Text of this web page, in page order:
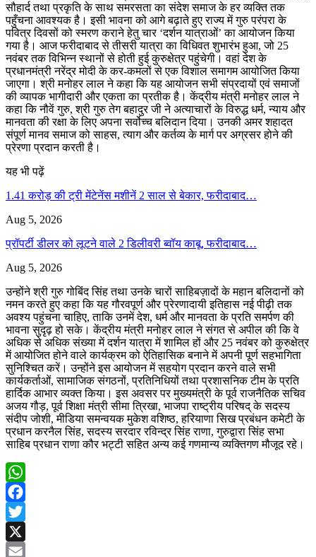
सौहार्द तथा प्रकृति के साथ समरसता का संदेश समाज के हर व्यक्ति तक
पहुँचना आवश्यक है। इसी भावना को आगे बढ़ाते हुए राज्य में गुरु परंपरा के
पवित्र दिवसों को स्मरण कराने हेतु चार ‘दर्शन यात्राओं’ का आयोजन किया
गया है। आज फरीदाबाद से तीसरी यात्रा का विधिवत शुभारंभ हुआ, जो 25
नवंबर तक विभिन्न स्थानों से होती हुई कुरुक्षेत्र पहुंचेगी। वहां देश के
प्रधानमंत्री नरेंद्र मोदी के कर-कमलों से एक विशाल समागम आयोजित किया
जाएगा। श्री मनोहर लाल ने कहा कि यह आयोजन सभी संप्रदायों एवं समाजों
की व्यापक भागीदारी और एकता का प्रतीक है। केंद्रीय मंत्री मनोहर लाल ने
कहा कि नौवें गुरु, श्री गुरु तेग बहादुर जी ने अत्याचारों के विरुद्ध धर्म, न्याय और
मानवता की रक्षा के लिए अपना सर्वोच्च बलिदान दिया। उनकी अमर शहादत
संपूर्ण मानव समाज को साहस, त्याग और कर्तव्य के मार्ग पर अग्रसर होने की
प्रेरणा प्रदान करती है।
यह भी पढ़ें
1.41 करोड़ की ट्री मेंटेनेंस मशीनें 2 साल से बेकार, फरीदाबाद…
Aug 5, 2026
प्रॉपर्टी डीलर को लूटने वाले 2 डिलीवरी ब्वॉय काबू, फरीदाबाद…
Aug 5, 2026
उन्होंने श्री गुरु गोबिंद सिंह तथा उनके चारों साहिबज़ादों के महान बलिदानों को
नमन करते हुए कहा कि यह गौरवपूर्ण और प्रेरणादायी इतिहास नई पीढ़ी तक
अवश्य पहुंचना चाहिए, ताकि उनमें देश, धर्म और मानवता के प्रति समर्पण की
भावना सुदृढ़ हो सके। केंद्रीय मंत्री मनोहर लाल ने संगत से अपील की कि वे
अधिक से अधिक संख्या में दर्शन यात्रा में शामिल हों और 25 नवंबर को कुरुक्षेत्र
में आयोजित होने वाले कार्यक्रम को ऐतिहासिक बनाने में अपनी पूर्ण सहभागिता
सुनिश्चित करें। उन्होंने इस आयोजन में सहयोग प्रदान करने वाले सभी
कार्यकर्ताओं, सामाजिक संगठनों, प्रतिनिधियों तथा प्रशासनिक टीम के प्रति
हार्दिक आभार व्यक्त किया। इस अवसर पर मुख्यमंत्री के पूर्व राजनैतिक सचिव
अजय गौड़, पूर्व शिक्षा मंत्री सीमा त्रिखा, भाजपा राष्ट्रीय परिषद् के सदस्य
संदीप जोशी, मीडिया समन्वयक मुकेश वशिष्ठ, हरियाणा सिख प्रबंधन कमेटी के
प्रधान करनैल सिंह, सदस्य सरदार रविन्द्र सिंह राणा, गुरुद्वारा सिंह सभा
साहिब प्रधान राणा कौर भट्टी सहित अन्य कई गणमान्य व्यक्तिगण मौजूद रहे।
WhatsApp
Facebook
Twitter
X